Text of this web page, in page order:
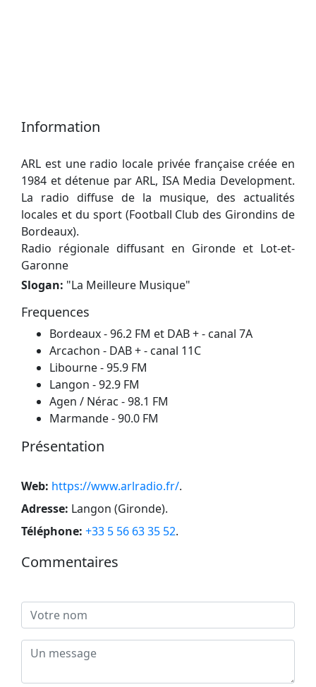
Information
ARL est une radio locale privée française créée en
1984 et détenue par ARL, ISA Media Development.
La radio diffuse de la musique, des actualités
locales et du sport (Football Club des Girondins de
Bordeaux).
Radio régionale diffusant en Gironde et Lot-et-
Garonne
Slogan: "La Meilleure Musique"
Frequences
Bordeaux - 96.2 FM et DAB + - canal 7A
Arcachon - DAB + - canal 11C
Libourne - 95.9 FM
Langon - 92.9 FM
Agen / Nérac - 98.1 FM
Marmande - 90.0 FM
Présentation
Web: https://www.arlradio.fr/.
Adresse: Langon (Gironde).
Téléphone: +33 5 56 63 35 52.
Commentaires